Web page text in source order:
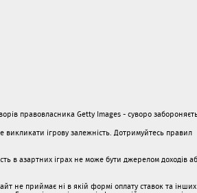
правовласника Getty Images - суворо
викликати ігрову залежність. Дотримуйтесь правил
в азартних іграх не може бути джерелом доходів
не приймає ні в якій формі оплату ставок та інших